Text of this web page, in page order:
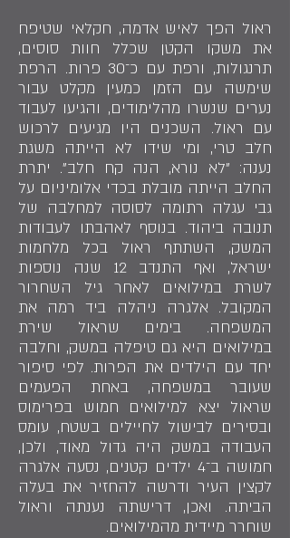
ראול הפך לאיש אדמה, חקלאי שטיפח
את משקו הקטן שכלל חוות סוסים,
תרנגולות, ורפת עם כ־30 פרות. הרפת
שימשה עם הזמן כמעין מקלט עבור
נערים שנשרו מהלימודים, והגיעו לעבוד
עם ראול. השכנים היו מגיעים לרכוש
חלב טרי, ומי שידו לא הייתה משגת
נענה: "לא נורא, הנה קח חלב". יתרת
החלב הייתה מובלת בכדי אלומיניום על
גבי עגלה רתומה לסוסה למחלבה של
תנובה ביהוד. בנוסף לאהבתו לעבודות
המשק, השתתף ראול בכל מלחמות
ישראל, ואף התנדב 12 שנה נוספות
לשרת במילואים לאחר גיל השחרור
המקובל. אלגרה ניהלה ביד רמה את
המשפחה. בימים שראול שירת
במילואים היא גם טיפלה במשק, וחלבה
יחד עם הילדים את הפרות. לפי סיפור
שעובר במשפחה, באחת הפעמים
שראול יצא למילואים חמוש בפרימוס
ובסירים לבישול לחיילים בשטח, עומס
העבודה במשק היה גדול מאוד, ולכן,
חמושה ב־4 ילדים קטנים, נסעה אלגרה
לקצין העיר ודרשה להחזיר את בעלה
הביתה. ואכן, דרישתה נענתה וראול
שוחרר מיידית מהמילואים.